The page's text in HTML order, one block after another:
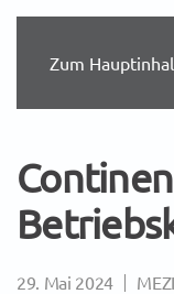
Zum
29. Mai 2024